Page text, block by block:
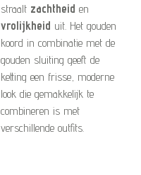
straalt zachtheid en
vrolijkheid uit. Het gouden
koord in combinatie met de
gouden sluiting geeft de
ketting een frisse, moderne
look die gemakkelijk te
combineren is met
verschillende outfits.